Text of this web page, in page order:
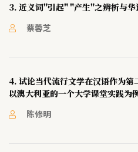
3. 近义词"引起" "产生"之辨析与华
蔡蓉芝
4. 试论当代流行文学在汉语作为
以澳大利亚的一个大学课堂实践为
陈修明